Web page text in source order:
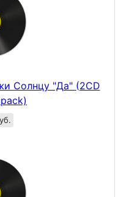
Солнцу "Да" (2CD